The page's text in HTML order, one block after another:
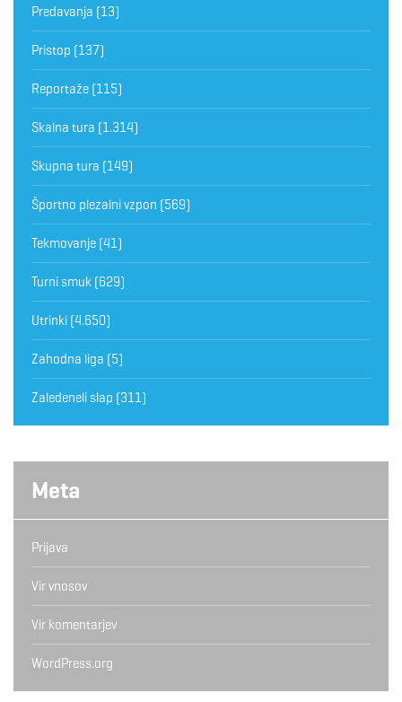
Predavanja (13)
Pristop (137)
Reportaže (115)
Skalna tura (1.314)
Skupna tura (149)
Športno plezalni vzpon (569)
Tekmovanje (41)
Turni smuk (629)
Utrinki (4.650)
Zahodna liga (5)
Zaledeneli slap (311)
Meta
Prijava
Vir vnosov
Vir komentarjev
WordPress.org